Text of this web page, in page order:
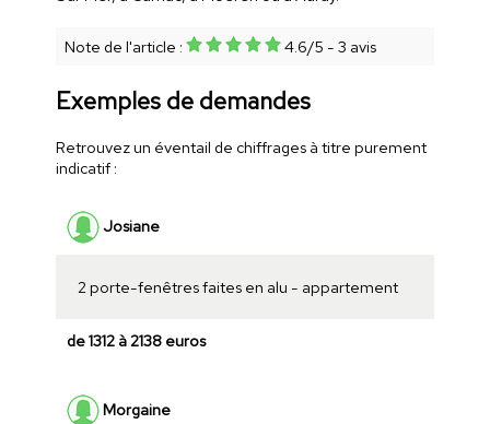
Note de l'article : 4.6/5 - 3 avis
Exemples de demandes
Retrouvez un éventail de chiffrages à titre purement
indicatif :
Josiane
2 porte-fenêtres faites en alu - appartement
de 1312 à 2138 euros
Morgaine